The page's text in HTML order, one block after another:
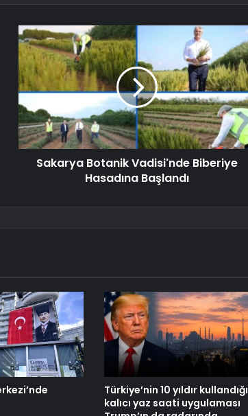
Sakarya Botanik Vadisi'nde Biberiye
Hasadına Başlandı
Türkiye’nin 10 yıldır kullandığı
kalıcı yaz saati uygulaması